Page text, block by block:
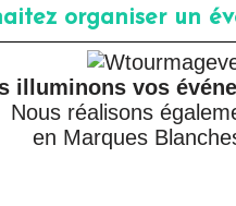
organiser un
illuminons vos
Nous réalisons
en Marques